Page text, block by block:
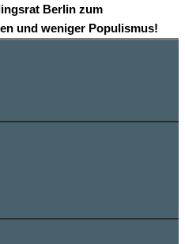
Berlin zum
und weniger Populismus!